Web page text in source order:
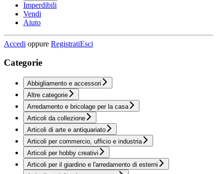
Imperdibili
Vendi
Aiuto
Accedi oppure RegistratiEsci
Categorie
Abbigliamento e accessori
Altre categorie
Arredamento e bricolage per la casa
Articoli da collezione
Articoli di arte e antiquariato
Articoli per commercio, ufficio e industria
Articoli per hobby creativi
Articoli per il giardino e l'arredamento di esterni